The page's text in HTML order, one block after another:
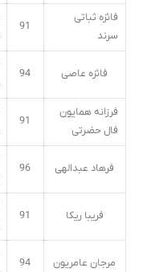
فائزه ثباتی
سرند
91
فائزه عاصی 94
فرزانه همایون
فال حضرتی
91
فرهاد عبدالهی 96
فریبا ریکا 91
مرجان عامریون 94